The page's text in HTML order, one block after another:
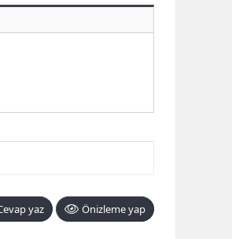
yaz Önizleme yap